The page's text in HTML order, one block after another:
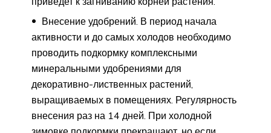
Внесение удобрений. В период начала
активности и до самых холодов необходимо
проводить подкормку комплексными
минеральными удобрениями для
декоративно-лиственных растений,
выращиваемых в помещениях. Регулярность
внесения раз на 14 дней. При холодной